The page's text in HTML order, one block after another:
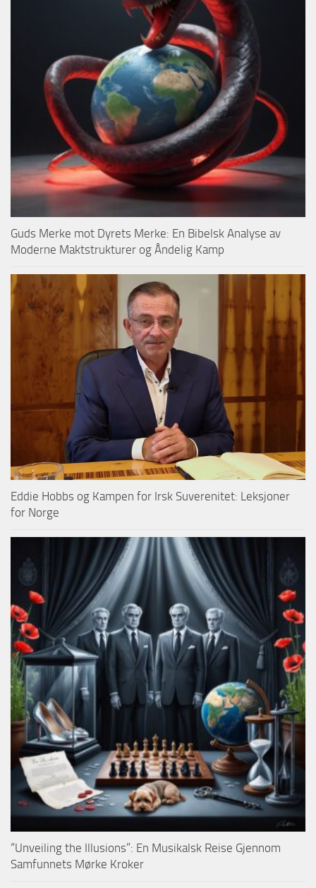
Guds Merke mot Dyrets Merke: En Bibelsk Analyse av
Moderne Maktstrukturer og Åndelig Kamp
Eddie Hobbs og Kampen for Irsk Suverenitet: Leksjoner
for Norge
“Unveiling the Illusions”: En Musikalsk Reise Gjennom
Samfunnets Mørke Kroker